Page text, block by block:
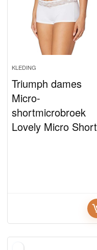
KLEDING
Triumph dames
Micro-
shortmicrobroek
Lovely Micro Short